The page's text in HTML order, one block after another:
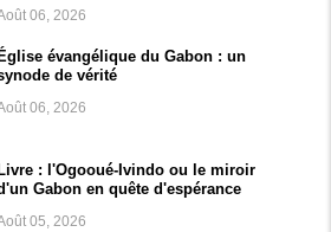
06, 2026
Église évangélique du Gabon : un
de vérité
06, 2026
Livre : l'Ogooué-Ivindo ou le miroir
Gabon en quête d'espérance
05, 2026